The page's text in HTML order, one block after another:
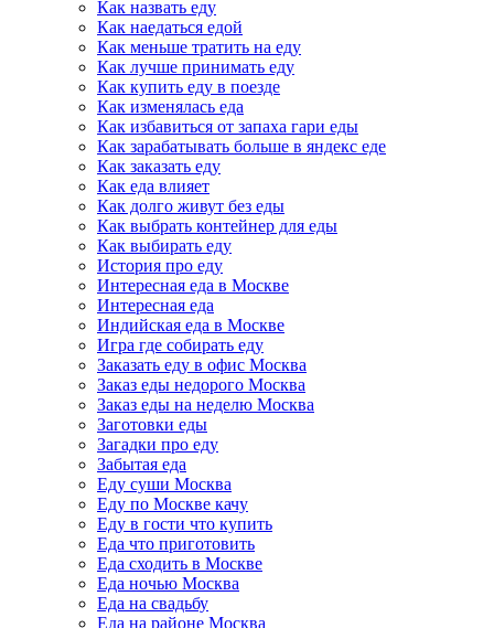
Как назвать еду
Как наедаться едой
Как меньше тратить на еду
Как лучше принимать еду
Как купить еду в поезде
Как изменялась еда
Как избавиться от запаха гари еды
Как зарабатывать больше в яндекс еде
Как заказать еду
Как еда влияет
Как долго живут без еды
Как выбрать контейнер для еды
Как выбирать еду
История про еду
Интересная еда в Москве
Интересная еда
Индийская еда в Москве
Игра где собирать еду
Заказать еду в офис Москва
Заказ еды недорого Москва
Заказ еды на неделю Москва
Заготовки еды
Загадки про еду
Забытая еда
Еду суши Москва
Еду по Москве качу
Еду в гости что купить
Еда что приготовить
Еда сходить в Москве
Еда ночью Москва
Еда на свадьбу
Еда на районе Москва